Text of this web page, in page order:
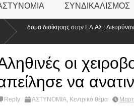
ΣΥΝΔΙΚΑΛΙΣΜΟΣ
Διευρύνονται οι δικαιούχοι – Τι
οι
να
Reply ΑΣΤΥΝΟΜΙΑ, Κεντρικό θέμα